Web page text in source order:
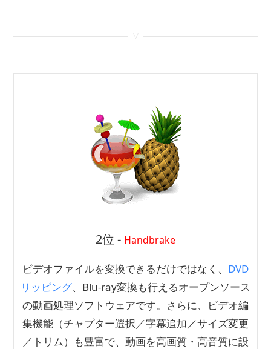
2位 - Handbrake
ビデオファイルを変換できるだけではなく、 DVD
リッピング、Blu-ray変換も行えるオープンソース
の動画処理ソフトウェアです。さらに、ビデオ編
集機能（チャプター選択／字幕追加／サイズ変更
／トリム）も豊富で、動画を高画質・高音質に設